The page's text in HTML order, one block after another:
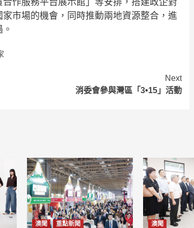
市場的機會，同時推動兩地資源整合，進
Next
消委會參與灣區「3•15」活動
澳聞 重點新聞 澳聞